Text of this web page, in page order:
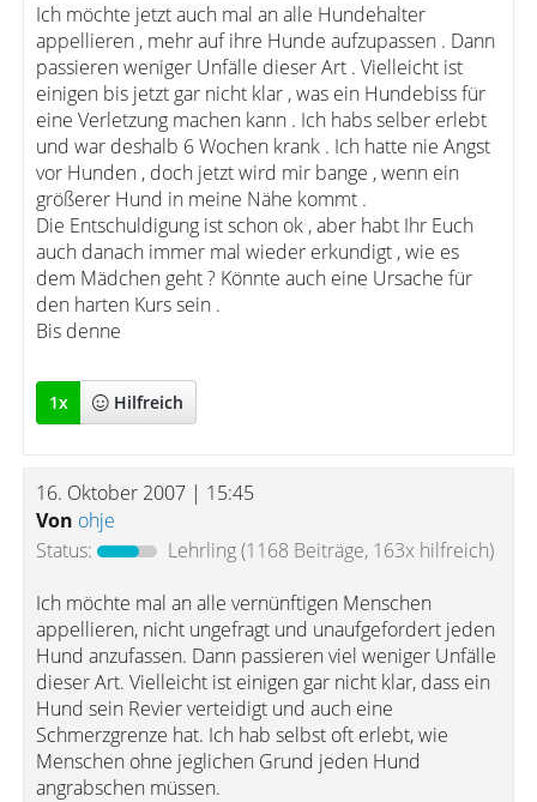
Ich möchte jetzt auch mal an alle Hundehalter
appellieren , mehr auf ihre Hunde aufzupassen . Dann
passieren weniger Unfälle dieser Art . Vielleicht ist
einigen bis jetzt gar nicht klar , was ein Hundebiss für
eine Verletzung machen kann . Ich habs selber erlebt
und war deshalb 6 Wochen krank . Ich hatte nie Angst
vor Hunden , doch jetzt wird mir bange , wenn ein
größerer Hund in meine Nähe kommt .
Die Entschuldigung ist schon ok , aber habt Ihr Euch
auch danach immer mal wieder erkundigt , wie es
dem Mädchen geht ? Könnte auch eine Ursache für
den harten Kurs sein .
Bis denne
1x Hilfreich
16. Oktober 2007 | 15:45
Von ohje
Status:
Lehrling(1168 Beiträge, 163x hilfreich)
Ich möchte mal an alle vernünftigen Menschen
appellieren, nicht ungefragt und unaufgefordert jeden
Hund anzufassen. Dann passieren viel weniger Unfälle
dieser Art. Vielleicht ist einigen gar nicht klar, dass ein
Hund sein Revier verteidigt und auch eine
Schmerzgrenze hat. Ich hab selbst oft erlebt, wie
Menschen ohne jeglichen Grund jeden Hund
angrabschen müssen.